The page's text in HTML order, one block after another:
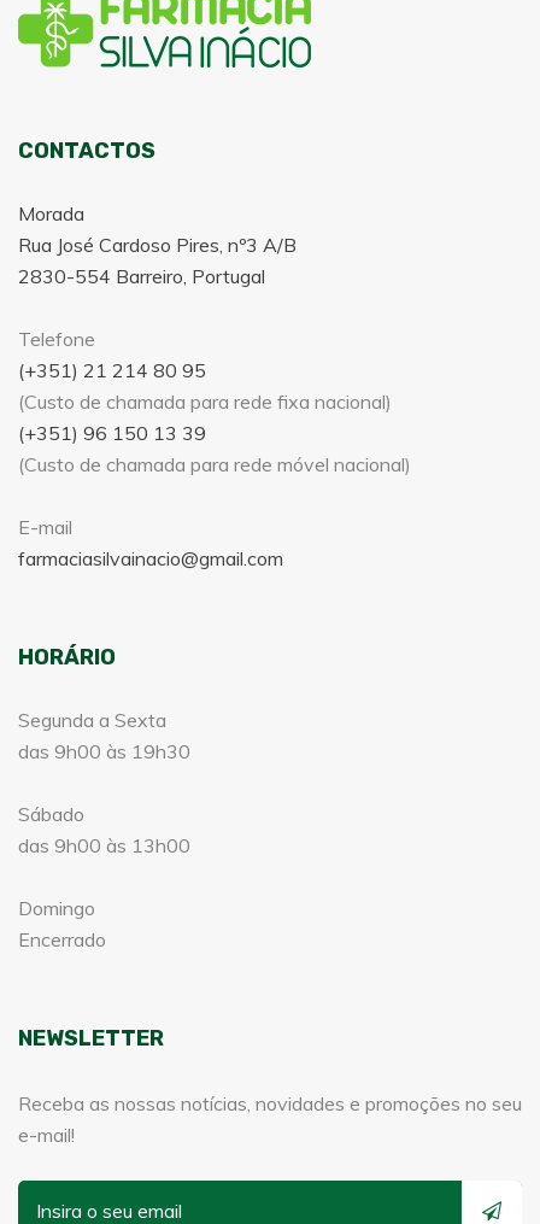
CONTACTOS
Morada
Rua José Cardoso Pires, nº3 A/B
2830-554 Barreiro, Portugal
Telefone
(+351) 21 214 80 95
(Custo de chamada para rede fixa nacional)
(+351) 96 150 13 39
(Custo de chamada para rede móvel nacional)
E-mail
farmaciasilvainacio@gmail.com
HORÁRIO
Segunda a Sexta
das 9h00 às 19h30
Sábado
das 9h00 às 13h00
Domingo
Encerrado
NEWSLETTER
Receba as nossas notícias, novidades e promoções no seu
e-mail!